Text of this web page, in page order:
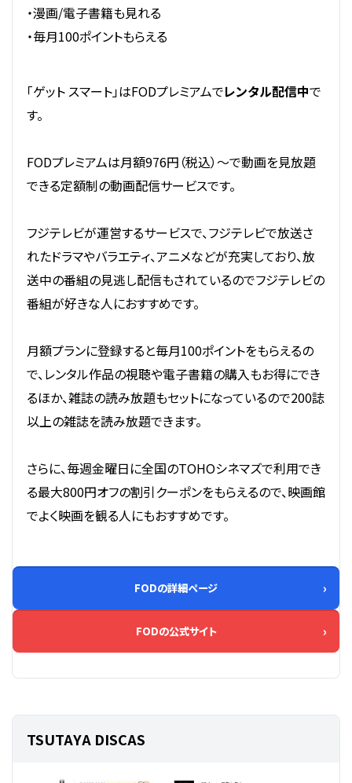
・漫画/電子書籍も見れる
・毎月100ポイントもらえる
「ゲット スマート」はFODプレミアムでレンタル配信中で
す。
FODプレミアムは月額976円（税込）～で動画を見放題
できる定額制の動画配信サービスです。
フジテレビが運営するサービスで、フジテレビで放送さ
れたドラマやバラエティ、アニメなどが充実しており、放
送中の番組の見逃し配信もされているのでフジテレビの
番組が好きな人におすすめです。
月額プランに登録すると毎月100ポイントをもらえるの
で、レンタル作品の視聴や電子書籍の購入もお得にでき
るほか、雑誌の読み放題もセットになっているので200誌
以上の雑誌を読み放題できます。
さらに、毎週金曜日に全国のTOHOシネマズで利用でき
る最大800円オフの割引クーポンをもらえるので、映画館
でよく映画を観る人にもおすすめです。
FODの詳細ページ
FODの公式サイト
TSUTAYA DISCAS